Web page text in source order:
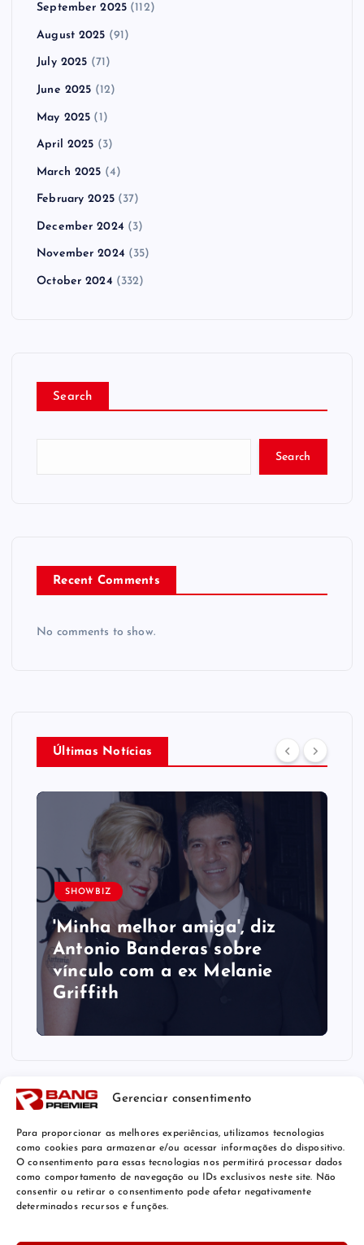
Gerenciar consentimento
Para proporcionar as melhores experiências, utilizamos tecnologias
como cookies para armazenar e/ou acessar informações do dispositivo.
O consentimento para essas tecnologias nos permitirá processar dados
como comportamento de navegação ou IDs exclusivos neste site. Não
consentir ou retirar o consentimento pode afetar negativamente
determinados recursos e funções.
September 2025 (112)
August 2025 (91)
July 2025 (71)
June 2025 (12)
May 2025 (1)
April 2025 (3)
March 2025 (4)
February 2025(37)
December 2024 (3)
November 2024 (35)
October 2024 (332)
Search
Search
Recent Comments
No comments to show.
Últimas Notícias
SHOWBIZ
'Minha melhor amiga', diz
Antonio Banderas sobre
vínculo com a ex Melanie
Griffith